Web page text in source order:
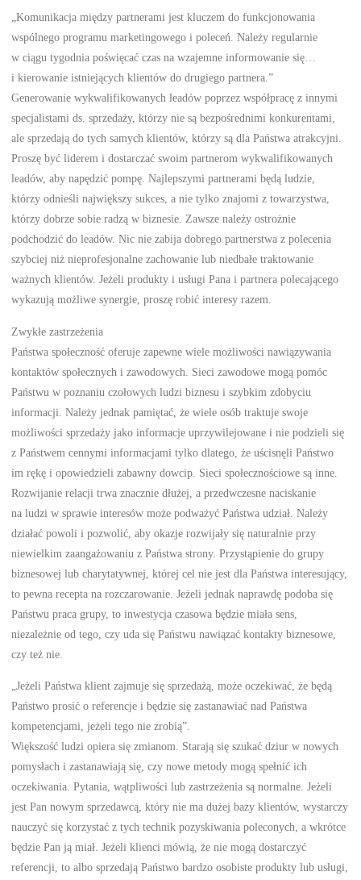
„Komunikacja między partnerami jest kluczem do funkcjonowania
wspólnego programu marketingowego i poleceń. Należy regularnie
w ciągu tygodnia poświęcać czas na wzajemne informowanie się…
i kierowanie istniejących klientów do drugiego partnera.”
Generowanie wykwalifikowanych leadów poprzez współpracę z innymi
specjalistami ds. sprzedaży, którzy nie są bezpośrednimi konkurentami,
ale sprzedają do tych samych klientów, którzy są dla Państwa atrakcyjni.
Proszę być liderem i dostarczać swoim partnerom wykwalifikowanych
leadów, aby napędzić pompę. Najlepszymi partnerami będą ludzie,
którzy odnieśli największy sukces, a nie tylko znajomi z towarzystwa,
którzy dobrze sobie radzą w biznesie. Zawsze należy ostrożnie
podchodzić do leadów. Nic nie zabija dobrego partnerstwa z polecenia
szybciej niż nieprofesjonalne zachowanie lub niedbałe traktowanie
ważnych klientów. Jeżeli produkty i usługi Pana i partnera polecającego
wykazują możliwe synergie, proszę robić interesy razem.
Zwykłe zastrzeżenia
Państwa społeczność oferuje zapewne wiele możliwości nawiązywania
kontaktów społecznych i zawodowych. Sieci zawodowe mogą pomóc
Państwu w poznaniu czołowych ludzi biznesu i szybkim zdobyciu
informacji. Należy jednak pamiętać, że wiele osób traktuje swoje
możliwości sprzedaży jako informacje uprzywilejowane i nie podzieli się
z Państwem cennymi informacjami tylko dlatego, że uścisnęli Państwo
im rękę i opowiedzieli zabawny dowcip. Sieci społecznościowe są inne.
Rozwijanie relacji trwa znacznie dłużej, a przedwczesne naciskanie
na ludzi w sprawie interesów może podważyć Państwa udział. Należy
działać powoli i pozwolić, aby okazje rozwijały się naturalnie przy
niewielkim zaangażowaniu z Państwa strony. Przystąpienie do grupy
biznesowej lub charytatywnej, której cel nie jest dla Państwa interesujący,
to pewna recepta na rozczarowanie. Jeżeli jednak naprawdę podoba się
Państwu praca grupy, to inwestycja czasowa będzie miała sens,
niezależnie od tego, czy uda się Państwu nawiązać kontakty biznesowe,
czy też nie.
„Jeżeli Państwa klient zajmuje się sprzedażą, może oczekiwać, że będą
Państwo prosić o referencje i będzie się zastanawiać nad Państwa
kompetencjami, jeżeli tego nie zrobią”.
Większość ludzi opiera się zmianom. Starają się szukać dziur w nowych
pomysłach i zastanawiają się, czy nowe metody mogą spełnić ich
oczekiwania. Pytania, wątpliwości lub zastrzeżenia są normalne. Jeżeli
jest Pan nowym sprzedawcą, który nie ma dużej bazy klientów, wystarczy
nauczyć się korzystać z tych technik pozyskiwania poleconych, a wkrótce
będzie Pan ją miał. Jeżeli klienci mówią, że nie mogą dostarczyć
referencji, to albo sprzedają Państwo bardzo osobiste produkty lub usługi,